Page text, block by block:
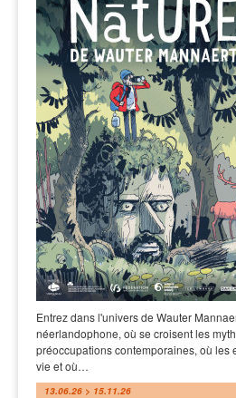
Entrez dans l'univers de Wauter
néerlandophone, où se croisent les
préoccupations contemporaines, où les
vie et où…
13.06.26 > 15.11.26